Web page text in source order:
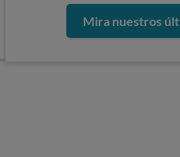
Mira nuestros